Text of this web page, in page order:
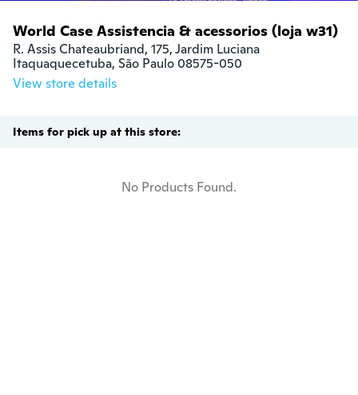
World Case Assistencia & acessorios (loja w31)
R. Assis Chateaubriand, 175, Jardim Luciana
Itaquaquecetuba, São Paulo 08575-050
View store details
Items for pick up at this store:
No Products Found.